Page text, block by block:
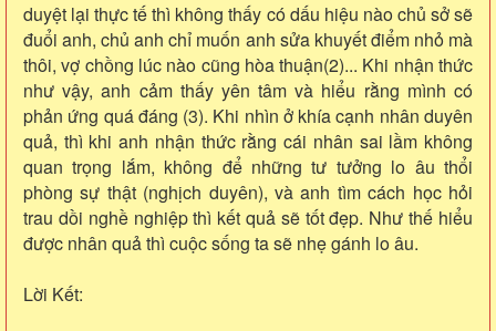
duyệt lại thực tế thì không thấy có dấu hiệu nào chủ sở sẽ
đuổi anh, chủ anh chỉ muốn anh sửa khuyết điểm nhỏ mà
thôi, vợ chồng lúc nào cũng hòa thuận(2)... Khi nhận thức
như vậy, anh cảm thấy yên tâm và hiểu rằng mình có
phản ứng quá đáng (3). Khi nhìn ở khía cạnh nhân duyên
quả, thì khi anh nhận thức rằng cái nhân sai lầm không
quan trọng lắm, không để những tư tưởng lo âu thổi
phòng sự thật (nghịch duyên), và anh tìm cách học hỏi
trau dồi nghề nghiệp thì kết quả sẽ tốt đẹp. Như thế hiểu
được nhân quả thì cuộc sống ta sẽ nhẹ gánh lo âu.
Lời Kết: